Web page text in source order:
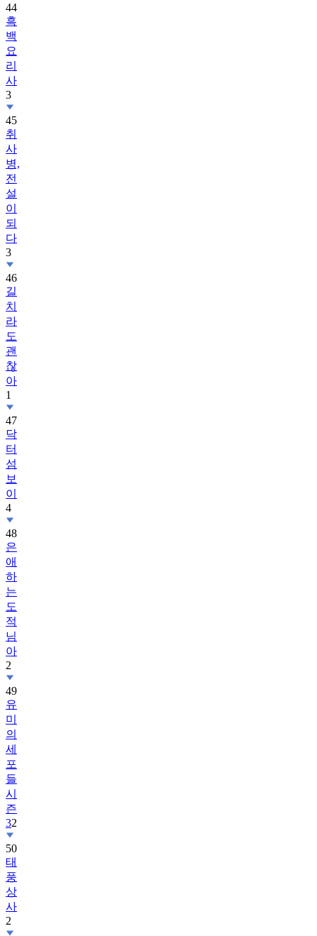
44
흑
백
요
리
사
3
45
취
사
병,
전
설
이
되
다
3
46
길
치
라
도
괜
찮
아
1
47
닥
터
섬
보
이
4
48
은
애
하
는
도
적
님
아
2
49
유
미
의
세
포
들
시
즌
32
50
태
풍
상
사
2